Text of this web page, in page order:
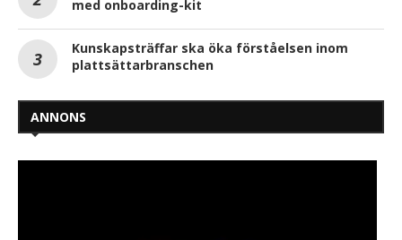
med onboarding-kit
Kunskapsträffar ska öka förståelsen inom
plattsättarbranschen
ANNONS